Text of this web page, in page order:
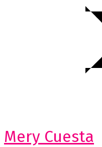
Mery Cuesta